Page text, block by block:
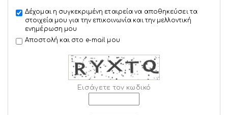
Δέχομαι η συγκεκριμένη εταιρεία να αποθηκεύσει τα
στοιχεία μου για την επικοινωνία και την μελλοντική
ενημέρωση μου
Αποστολή και στο e-mail μου
Εισάγετε τον κωδικό